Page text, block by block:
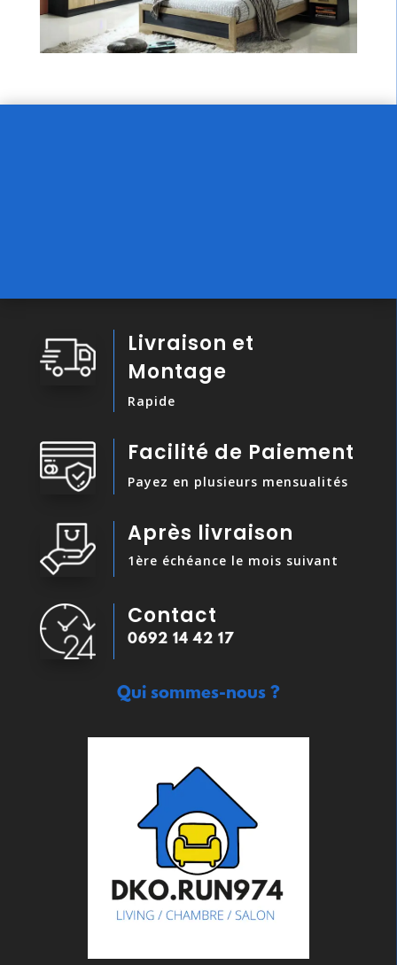
Livraison et
Montage
Rapide
Facilité de Paiement
Payez en plusieurs mensualités
Après livraison
1ère échéance le mois suivant
Contact
0692 14 42 17
Qui sommes-nous ?